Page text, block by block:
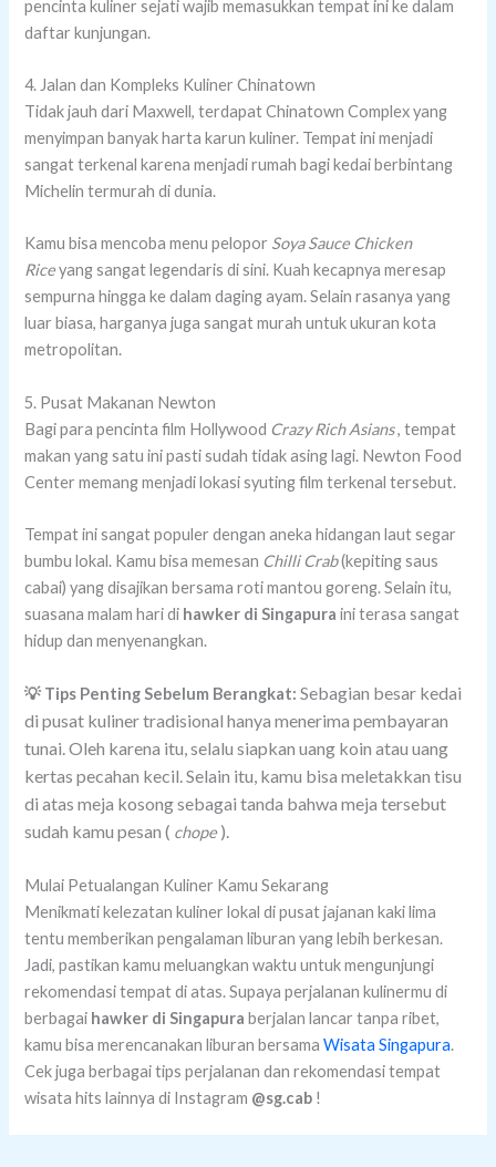
pencinta kuliner sejati wajib memasukkan tempat ini ke dalam
daftar kunjungan.
4. Jalan dan Kompleks Kuliner Chinatown
Tidak jauh dari Maxwell, terdapat Chinatown Complex yang
menyimpan banyak harta karun kuliner. Tempat ini menjadi
sangat terkenal karena menjadi rumah bagi kedai berbintang
Michelin termurah di dunia.
Kamu bisa mencoba menu pelopor Soya Sauce Chicken
Riceyang sangat legendaris di sini. Kuah kecapnya meresap
sempurna hingga ke dalam daging ayam. Selain rasanya yang
luar biasa, harganya juga sangat murah untuk ukuran kota
metropolitan.
5. Pusat Makanan Newton
Bagi para pencinta film Hollywood Crazy Rich Asians, tempat
makan yang satu ini pasti sudah tidak asing lagi. Newton Food
Center memang menjadi lokasi syuting film terkenal tersebut.
Tempat ini sangat populer dengan aneka hidangan laut segar
bumbu lokal. Kamu bisa memesan Chilli Crab(kepiting saus
cabai) yang disajikan bersama roti mantou goreng. Selain itu,
suasana malam hari di hawker di Singapura ini terasa sangat
hidup dan menyenangkan.
💡 Tips Penting Sebelum Berangkat: Sebagian besar kedai
di pusat kuliner tradisional hanya menerima pembayaran
tunai. Oleh karena itu, selalu siapkan uang koin atau uang
kertas pecahan kecil. Selain itu, kamu bisa meletakkan tisu
di atas meja kosong sebagai tanda bahwa meja tersebut
sudah kamu pesan ( chope).
Mulai Petualangan Kuliner Kamu Sekarang
Menikmati kelezatan kuliner lokal di pusat jajanan kaki lima
tentu memberikan pengalaman liburan yang lebih berkesan.
Jadi, pastikan kamu meluangkan waktu untuk mengunjungi
rekomendasi tempat di atas.Supaya perjalanan kulinermu di
berbagai hawker di Singapura berjalan lancar tanpa ribet,
kamu bisa merencanakan liburan bersamaWisata Singapura.
Cek juga berbagai tips perjalanan dan rekomendasi tempat
wisata hits lainnya di Instagram @sg.cab !